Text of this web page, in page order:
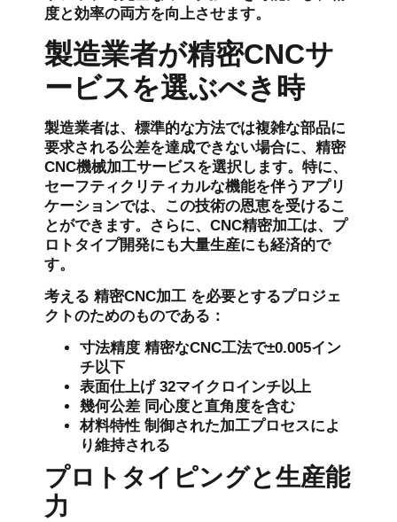
度と効率の両方を向上させます。
製造業者が精密CNCサ
ービスを選ぶべき時
製造業者は、標準的な方法では複雑な部品に
要求される公差を達成できない場合に、精密
CNC機械加工サービスを選択します。特に、
セーフティクリティカルな機能を伴うアプリ
ケーションでは、この技術の恩恵を受けるこ
とができます。さらに、CNC精密加工は、プ
ロトタイプ開発にも大量生産にも経済的で
す。
考える 精密CNC加工 を必要とするプロジェ
クトのためのものである：
寸法精度 精密なCNC工法で±0.005イン
チ以下
表面仕上げ32マイクロインチ以上
幾何公差 同心度と直角度を含む
材料特性 制御された加工プロセスによ
り維持される
プロトタイピングと生産能
力